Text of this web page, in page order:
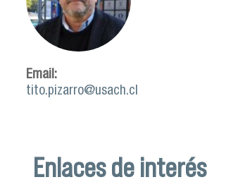
Email:
tito.pizarro@usach.cl
Enlaces de interés